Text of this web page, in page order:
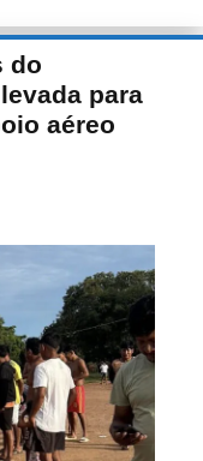
do
para
aéreo